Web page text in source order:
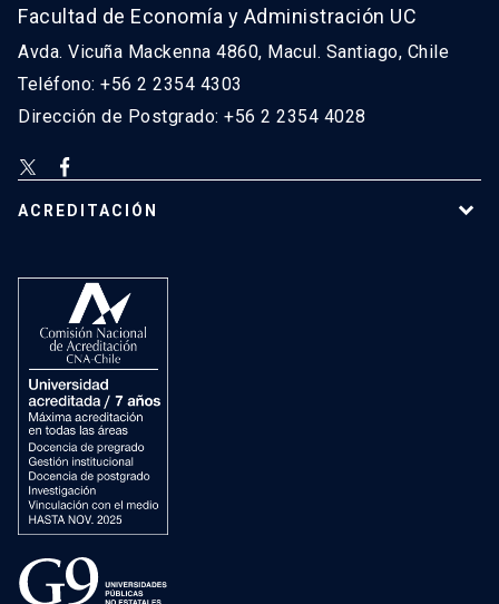
Facultad de Economía y Administración UC
Avda. Vicuña Mackenna 4860, Macul. Santiago, Chile
Teléfono: +56 2 2354 4303
Dirección de Postgrado: +56 2 2354 4028
ACREDITACIÓN